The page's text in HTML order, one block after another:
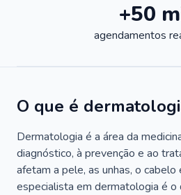
+50
agendamentos
O que é
Dermatologia é a área da
diagnóstico, à prevenção e ao
afetam a pele, as unhas, o cabelo
especialista em dermatologia é